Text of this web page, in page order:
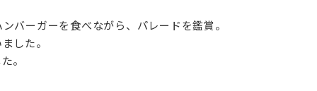
バーガーを食べながら、パレードを鑑賞。
した。
。